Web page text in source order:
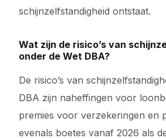
schijnzelfstandigheid ontstaat.
Wat zijn de risico’s van
onder de Wet DBA?
De risico’s van
DBA zijn naheffingen voor
premies voor verzekeringen en
evenals boetes vanaf 2026 als